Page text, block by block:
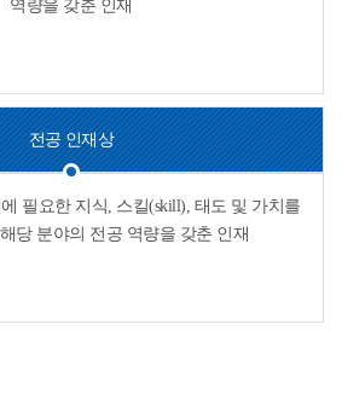
역량을 갖춘 인재
전공 인재상
필요한 지식, 스킬(skill), 태도 및 가치를
당 분야의 전공 역량을 갖춘 인재